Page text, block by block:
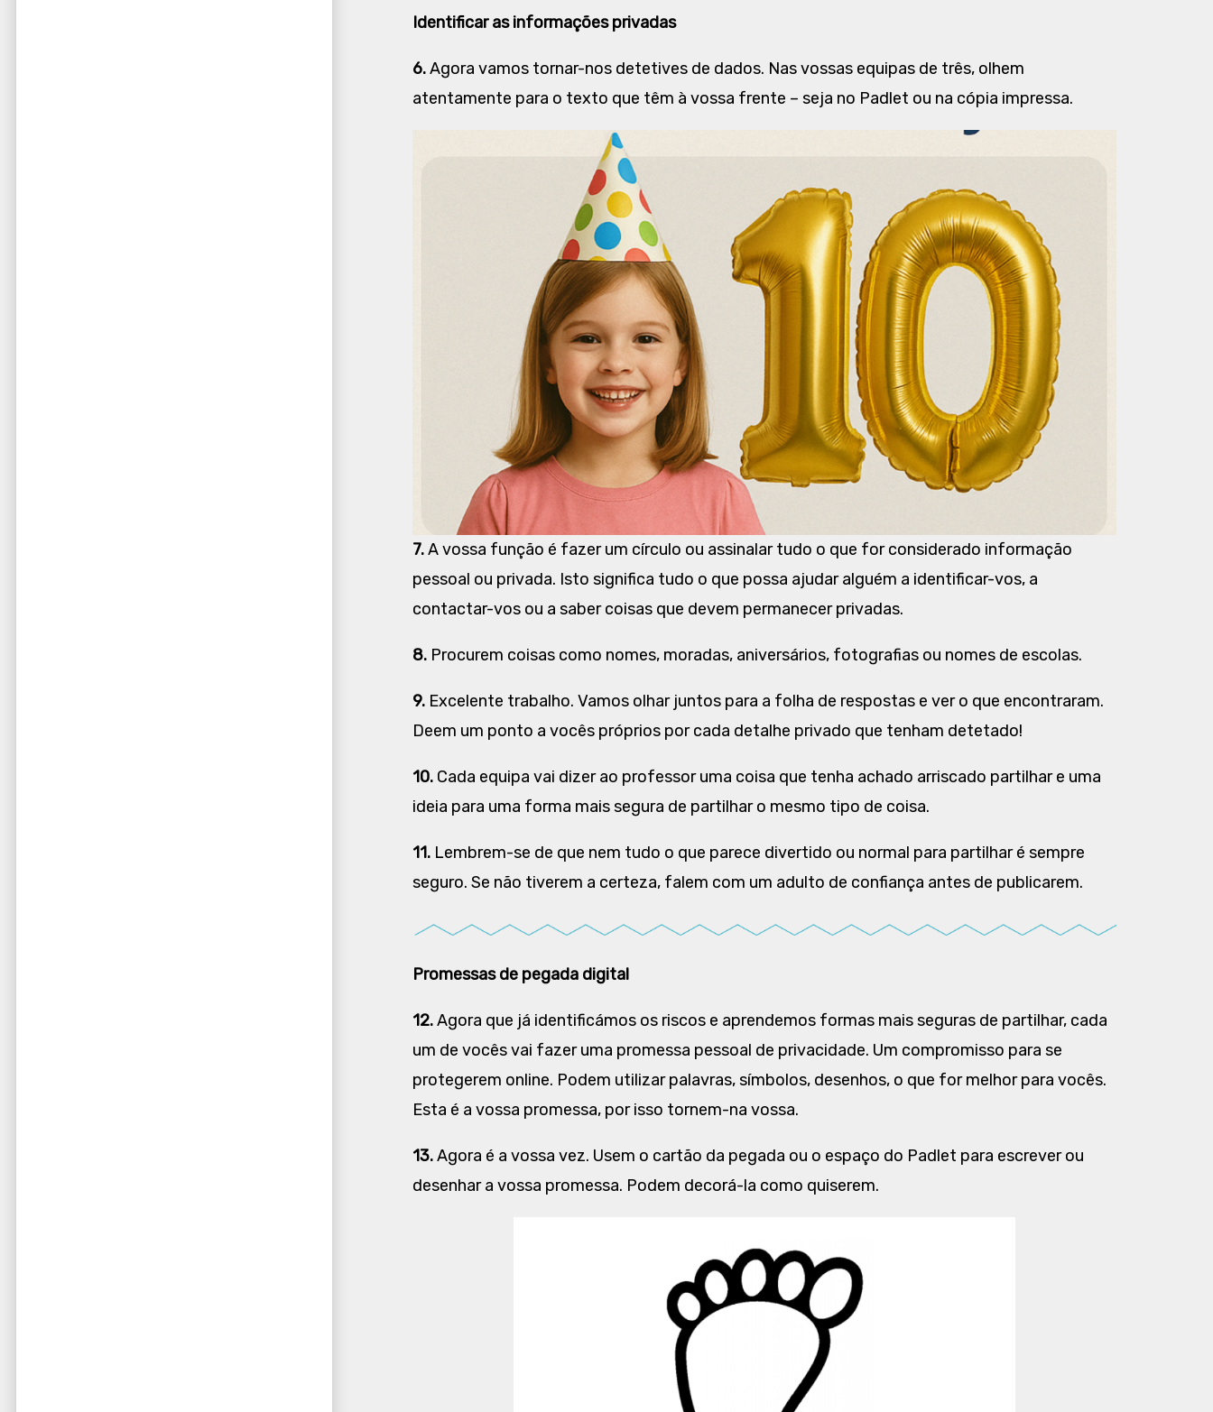
Identificar as informações privadas
6.Agora vamos tornar-nos detetives de dados. Nas vossas equipas de três, olhem
atentamente para o texto que têm à vossa frente – seja no Padlet ou na cópia impressa.
7.A vossa função é fazer um círculo ou assinalar tudo o que for considerado informação
pessoal ou privada. Isto significa tudo o que possa ajudar alguém a identificar-vos, a
contactar-vos ou a saber coisas que devem permanecer privadas.
8. Procurem coisas como nomes, moradas, aniversários, fotografias ou nomes de escolas.
9. Excelente trabalho. Vamos olhar juntos para a folha de respostas e ver o que encontraram.
Deem um ponto a vocês próprios por cada detalhe privado que tenham detetado!
10. Cada equipa vai dizer ao professor uma coisa que tenha achado arriscado partilhar e uma
ideia para uma forma mais segura de partilhar o mesmo tipo de coisa.
11. Lembrem-se de que nem tudo o que parece divertido ou normal para partilhar é sempre
seguro. Se não tiverem a certeza, falem com um adulto de confiança antes de publicarem.
Promessas de pegada digital
12.Agora que já identificámos os riscos e aprendemos formas mais seguras de partilhar, cada
um de vocês vai fazer uma promessa pessoal de privacidade. Um compromisso para se
protegerem online. Podem utilizar palavras, símbolos, desenhos, o que for melhor para vocês.
Esta é a vossa promessa, por isso tornem-na vossa.
13.Agora é a vossa vez. Usem o cartão da pegada ou o espaço do Padlet para escrever ou
desenhar a vossa promessa. Podem decorá-la como quiserem.